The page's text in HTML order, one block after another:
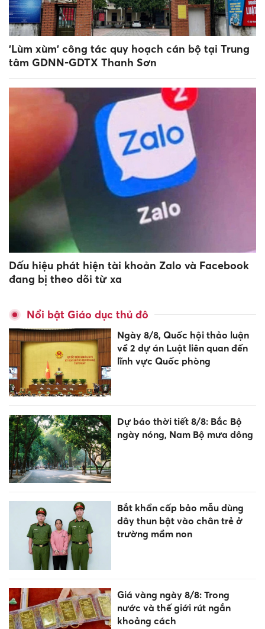
'Lùm xùm' công tác quy hoạch cán bộ tại Trung
tâm GDNN-GDTX Thanh Sơn
Dấu hiệu phát hiện tài khoản Zalo và Facebook
đang bị theo dõi từ xa
Nổi bật Giáo dục thủ đô
Ngày 8/8, Quốc hội thảo luận
về 2 dự án Luật liên quan đến
lĩnh vực Quốc phòng
Dự báo thời tiết 8/8: Bắc Bộ
ngày nóng, Nam Bộ mưa dông
Bắt khẩn cấp bảo mẫu dùng
dây thun bật vào chân trẻ ở
trường mầm non
Giá vàng ngày 8/8: Trong
nước và thế giới rút ngắn
khoảng cách